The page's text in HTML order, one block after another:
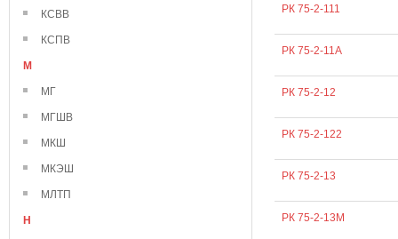
КСВВ
КСПВ
М
МГ
МГШВ
МКШ
МКЭШ
МЛТП
Н
РК 75-2-111
РК 75-2-11А
РК 75-2-12
РК 75-2-122
РК 75-2-13
РК 75-2-13М